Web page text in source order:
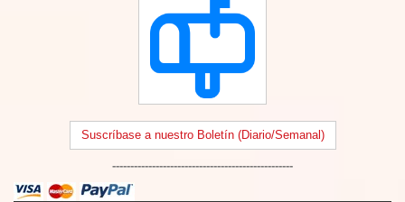
Suscríbase a nuestro Boletín (Diario/Semanal)
--------------------------------------------------